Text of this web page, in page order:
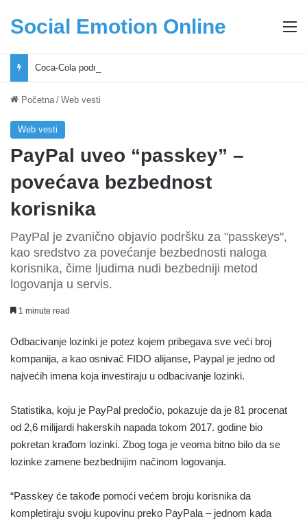
Social Emotion Online
Početna / Web vesti
Web vesti
PayPal uveo “passkey” –
povećava bezbednost
korisnika
PayPal je zvanično objavio podršku za "passkeys",
kao sredstvo za povećanje bezbednosti naloga
korisnika, čime ljudima nudi bezbedniji metod
logovanja u servis.
1 minute read
Odbacivanje lozinki je potez kojem pribegava sve veći broj
kompanija, a kao osnivač FIDO alijanse, Paypal je jedno od
najvećih imena koja investiraju u odbacivanje lozinki.
Statistika, koju je PayPal predočio, pokazuje da je 81 procenat
od 2,6 milijardi hakerskih napada tokom 2017. godine bio
pokretan krađom lozinki. Zbog toga je veoma bitno bilo da se
lozinke zamene bezbednijim načinom logovanja.
“Passkey će takođe pomoći većem broju korisnika da
kompletiraju svoju kupovinu preko PayPala – jednom kada